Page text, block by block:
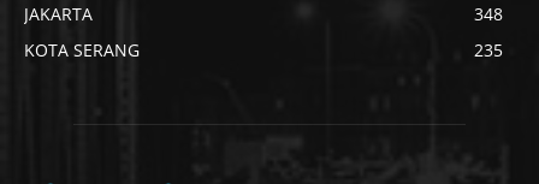
JAKARTA
348
KOTA SERANG
235